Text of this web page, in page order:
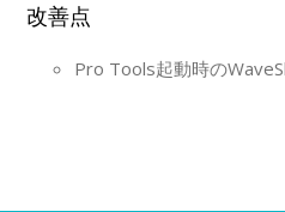
改善点
Pro Tools起動時の